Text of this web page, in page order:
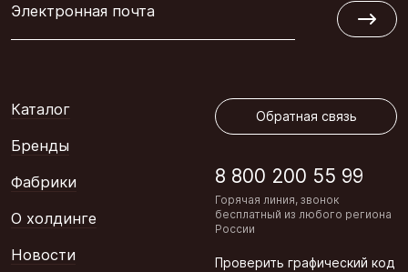
Электронная почта
Каталог
Бренды
Фабрики
О холдинге
Новости
Обратная связь
8 800 200 55 99
Горячая линия, звонок
бесплатный из любого региона
России
Проверить графический код